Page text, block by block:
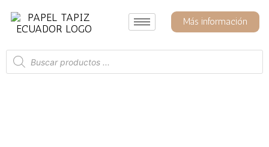
contenido
Más información
Búsqueda
de
productos